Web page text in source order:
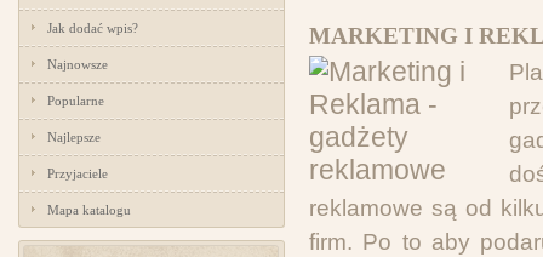
Jak dodać wpis?
Najnowsze
Popularne
Najlepsze
Przyjaciele
Mapa katalogu
MARKETING I
reklamowe są od
firm. Po to aby